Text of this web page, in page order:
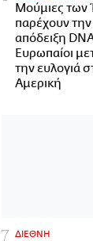
Μούμιες των
παρέχουν
απόδειξη DNA
Ευρωπαίοι
την ευλογιά
Αμερική
ΔΙΕΘΝΗ